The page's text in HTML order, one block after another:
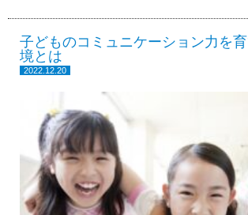
子どものコミュニケーション力を
境とは
2022.12.20